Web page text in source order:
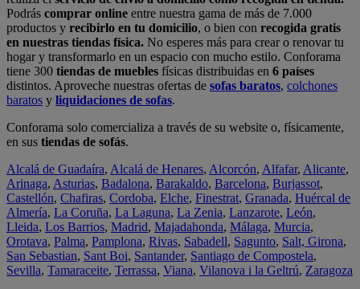
Podrás comprar online entre nuestra gama de más de 7.000
productos y recibirlo en tu domicilio, o bien con recogida gratis
en nuestras tiendas física. No esperes más para crear o renovar tu
hogar y transformarlo en un espacio con mucho estilo. Conforama
tiene 300 tiendas de muebles físicas distribuidas en 6 países
distintos. Aproveche nuestras ofertas de sofas baratos, colchones
baratos y liquidaciones de sofas.
Conforama solo comercializa a través de su website o, físicamente,
en sus tiendas de sofás.
Alcalá de Guadaíra, Alcalá de Henares, Alcorcón, Alfafar, Alicante,
Arinaga, Asturias, Badalona, Barakaldo, Barcelona, Burjassot,
Castellón, Chafiras, Cordoba, Elche, Finestrat, Granada, Huércal de
Almería, La Coruña, La Laguna, La Zenia, Lanzarote, León,
Lleida, Los Barrios, Madrid, Majadahonda, Málaga, Murcia,
Orotava, Palma, Pamplona, Rivas, Sabadell, Sagunto, Salt, Girona,
San Sebastian, Sant Boi, Santander, Santiago de Compostela,
Sevilla, Tamaraceite, Terrassa, Viana, Vilanova i la Geltrú, Zaragoza